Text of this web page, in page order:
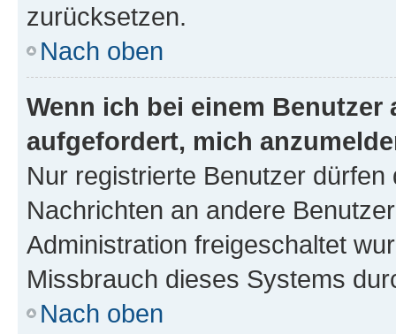
zurücksetzen.
Nach oben
Wenn ich bei einem
aufgefordert, mich
Nur registrierte Benutzer
Nachrichten an andere
Administration freigeschaltet
Missbrauch dieses Systems
Nach oben